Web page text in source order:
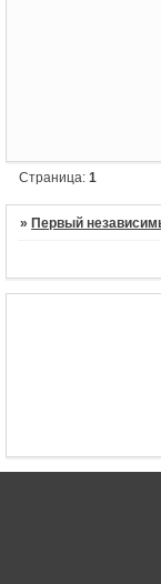
Страница:1
» Первый